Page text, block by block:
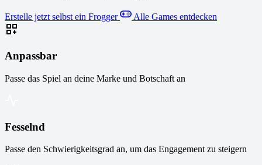
Erstelle jetzt selbst ein Frogger Alle Games entdecken
Anpassbar
Passe das Spiel an deine Marke und Botschaft an
Fesselnd
Passe den Schwierigkeitsgrad an, um das Engagement zu steigern